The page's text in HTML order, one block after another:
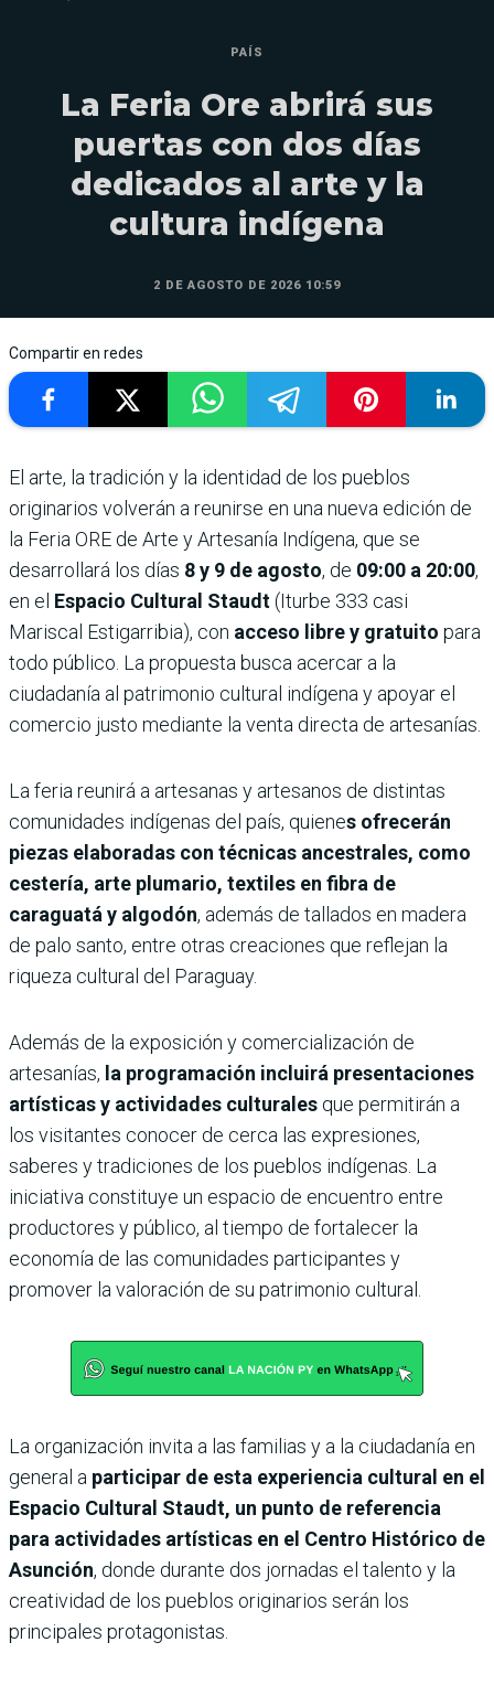
PAÍS
La Feria Ore abrirá sus
puertas con dos días
dedicados al arte y la
cultura indígena
2 DE AGOSTO DE 2026 10:59
Compartir en redes
El arte, la tradición y la identidad de los pueblos
originarios volverán a reunirse en una nueva edición de
la Feria ORE de Arte y Artesanía Indígena, que se
desarrollará los días 8 y 9 de agosto, de 09:00 a 20:00,
en el Espacio Cultural Staudt(Iturbe 333 casi
Mariscal Estigarribia), con acceso libre y gratuito para
todo público. La propuesta busca acercar a la
ciudadanía al patrimonio cultural indígena y apoyar el
comercio justo mediante la venta directa de artesanías.
La feria reunirá a artesanas y artesanos de distintas
comunidades indígenas del país, quienes ofrecerán
piezas elaboradas con técnicas ancestrales, como
cestería, arte plumario, textiles en fibra de
caraguatá y algodón, además de tallados en madera
de palo santo, entre otras creaciones que reflejan la
riqueza cultural del Paraguay.
Además de la exposición y comercialización de
artesanías, la programación incluirá presentaciones
artísticas y actividades culturales que permitirán a
los visitantes conocer de cerca las expresiones,
saberes y tradiciones de los pueblos indígenas. La
iniciativa constituye un espacio de encuentro entre
productores y público, al tiempo de fortalecer la
economía de las comunidades participantes y
promover la valoración de su patrimonio cultural.
La organización invita a las familias y a la ciudadanía en
general a participar de esta experiencia cultural en el
Espacio Cultural Staudt, un punto de referencia
para actividades artísticas en el Centro Histórico de
Asunción, donde durante dos jornadas el talento y la
creatividad de los pueblos originarios serán los
principales protagonistas.